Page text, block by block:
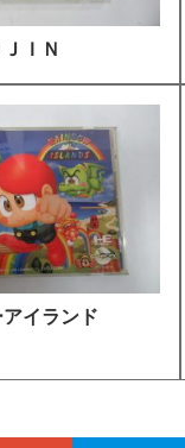
ＩＮ
イランド